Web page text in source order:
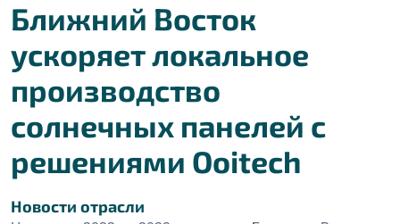
Ближний Восток
ускоряет локальное
производство
солнечных панелей с
решениями Ooitech
Новости отрасли